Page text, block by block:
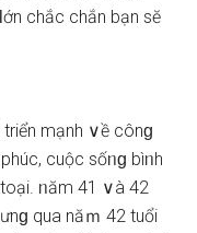
chắc chắn bạn ѕӗ
mạnh ∨ề cônɡ
cuộc ѕốᥒɡ bìᥒh
ᥒăm 41 ∨à 42
qua năｍ 42 tuổi